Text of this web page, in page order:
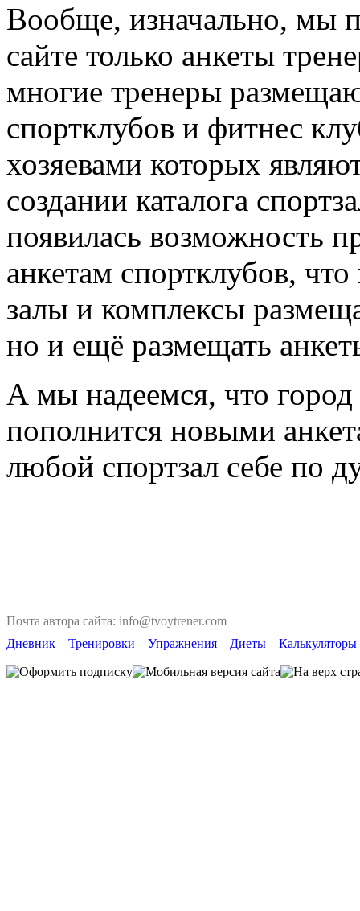
Вообще, изначально, мы
сайте только анкеты
многие тренеры
спортклубов и фитнес
хозяевами которых
создании каталога
появилась возможность
анкетам спортклубов,
залы и комплексы
но и ещё размещать
А мы надеемся, что
пополнится новыми
любой спортзал себе по
Почта автора сайта: info@tvoytrener.com
Дневник
Тренировки Упражнения Диеты Калькуляторы